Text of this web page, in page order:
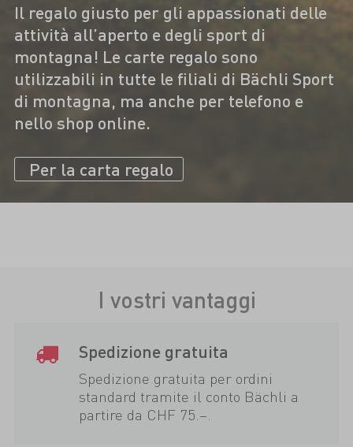
Il regalo giusto per gli appassionati delle
attività all’aperto e degli sport di
montagna! Le carte regalo sono
utilizzabili in tutte le filiali di Bächli Sport
di montagna, ma anche per telefono e
nello shop online.
Per la carta regalo
I vostri vantaggi
Spedizione gratuita
Spedizione gratuita per ordini
standard tramite il conto Bächli a
partire da CHF 75.–.